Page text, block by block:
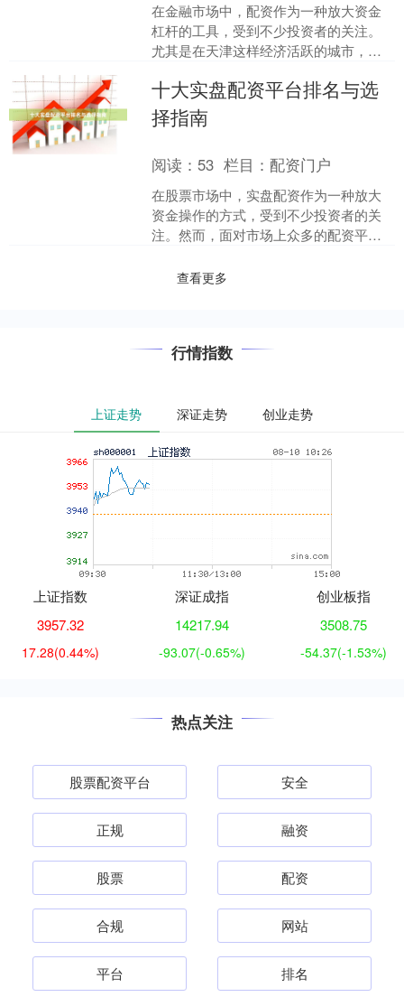
在金融市场中，配资作为一种放大资金
杠杆的工具，受到不少投资者的关注。
尤其是在天津这样经济活跃的城市，配
于投资者而言在线配资炒股....
十大实盘配资平台排名与选
择指南
阅读： 53 栏目：配资门户
在股票市场中，实盘配资作为一种放大
资金操作的方式，受到不少投资者的关
注。然而，面对市场上众多的配资平
成为投资者首先要解决的问题....
查看更多
行情指数
上证走势 深证走势 创业走势
上证指数
3957.32
17.28(0.44%)
深证成指
14217.94
-93.07(-0.65%)
创业板指
3508.75
-54.37(-1.53%)
热点关注
股票配资平台 安全
正规 融资
股票 配资
合规 网站
平台 排名